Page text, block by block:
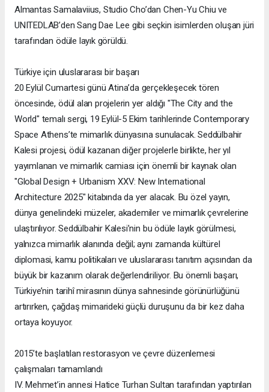
Almantas Samalaviius, Studio Cho’dan Chen-Yu Chiu ve
UNITEDLAB’den Sang Dae Lee gibi seçkin isimlerden oluşan jüri
tarafından ödüle layık görüldü.
Türkiye için uluslararası bir başarı
20 Eylül Cumartesi günü Atina’da gerçekleşecek tören
öncesinde, ödül alan projelerin yer aldığı "The City and the
World" temalı sergi, 19 Eylül-5 Ekim tarihlerinde Contemporary
Space Athens’te mimarlık dünyasına sunulacak. Seddülbahir
Kalesi projesi, ödül kazanan diğer projelerle birlikte, her yıl
yayımlanan ve mimarlık camiası için önemli bir kaynak olan
"Global Design + Urbanism XXV: New International
Architecture 2025" kitabında da yer alacak. Bu özel yayın,
dünya genelindeki müzeler, akademiler ve mimarlık çevrelerine
ulaştırılıyor. Seddülbahir Kalesi’nin bu ödüle layık görülmesi,
yalnızca mimarlık alanında değil; aynı zamanda kültürel
diplomasi, kamu politikaları ve uluslararası tanıtım açısından da
büyük bir kazanım olarak değerlendiriliyor. Bu önemli başarı,
Türkiye’nin tarihî mirasının dünya sahnesinde görünürlüğünü
artırırken, çağdaş mimarideki güçlü duruşunu da bir kez daha
ortaya koyuyor.
2015’te başlatılan restorasyon ve çevre düzenlemesi
çalışmaları tamamlandı
IV. Mehmet’in annesi Hatice Turhan Sultan tarafından yaptırılan